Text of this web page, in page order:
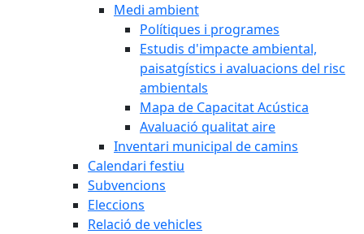
Medi ambient
Polítiques i programes
Estudis d'impacte ambiental,
paisatgístics i avaluacions del risc
ambientals
Mapa de Capacitat Acústica
Avaluació qualitat aire
Inventari municipal de camins
Calendari festiu
Subvencions
Eleccions
Relació de vehicles